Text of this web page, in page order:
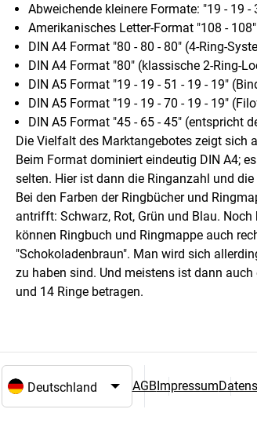
Abweichende kleinere Formate: "19 - 19 -
Amerikanisches Letter-Format "108 -
DIN A4 Format "80 - 80 - 80" (4-Ring-
DIN A4 Format "80" (klassische 2-Ring-
DIN A5 Format "19 - 19 - 51 - 19 - 19"
DIN A5 Format "19 - 19 - 70 - 19 - 19"
DIN A5 Format "45 - 65 - 45" (entspricht
Die Vielfalt des Marktangebotes zeigt sich
Beim Format dominiert eindeutig DIN A4;
selten. Hier ist dann die Ringanzahl und
Bei den Farben der Ringbücher und
antrifft: Schwarz, Rot, Grün und Blau.
können Ringbuch und Ringmappe auch
"Schokoladenbraun". Man wird sich
zu haben sind. Und meistens ist dann
und 14 Ringe betragen.
Sprach- und Landesauswahl
AGBImpressum